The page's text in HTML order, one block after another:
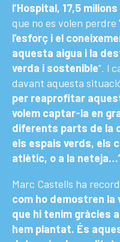
l’Hospital, 17,5
que no es volen perdre
l’esforç i el
aquesta aigua i la
verda i sostenible”. l
davant aquesta
per reaprofitar
volem captar-la en
diferents parts de la
els espais verds, els
atlètic, o a la
Marc Castells ha
com ho demostren la
que hi tenim gràcies
hem plantat. És